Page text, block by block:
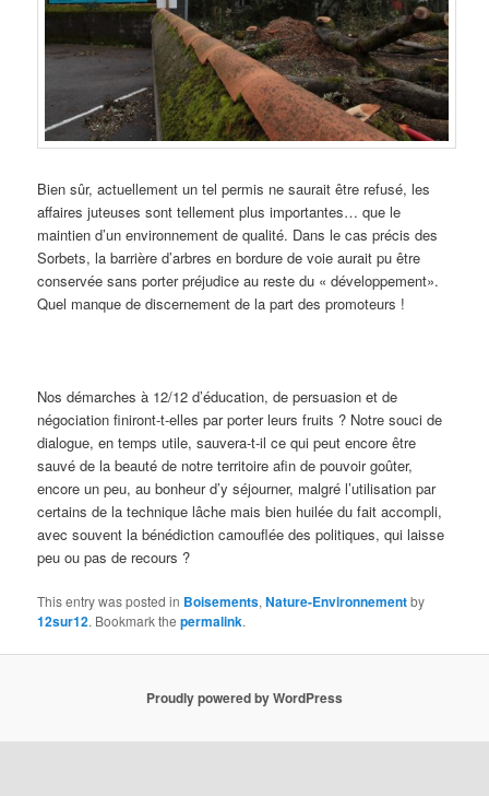
Bien sûr, actuellement un tel permis ne saurait être refusé, les
affaires juteuses sont tellement plus importantes… que le
maintien d’un environnement de qualité. Dans le cas précis des
Sorbets, la barrière d’arbres en bordure de voie aurait pu être
conservée sans porter préjudice au reste du « développement».
Quel manque de discernement de la part des promoteurs !
Nos démarches à 12/12 d’éducation, de persuasion et de
négociation finiront-t-elles par porter leurs fruits ? Notre souci de
dialogue, en temps utile, sauvera-t-il ce qui peut encore être
sauvé de la beauté de notre territoire afin de pouvoir goûter,
encore un peu, au bonheur d’y séjourner, malgré l’utilisation par
certains de la technique lâche mais bien huilée du fait accompli,
avec souvent la bénédiction camouflée des politiques, qui laisse
peu ou pas de recours ?
This entry was posted in Boisements,Nature-Environnementby
12sur12. Bookmark thepermalink.
Proudly powered by WordPress